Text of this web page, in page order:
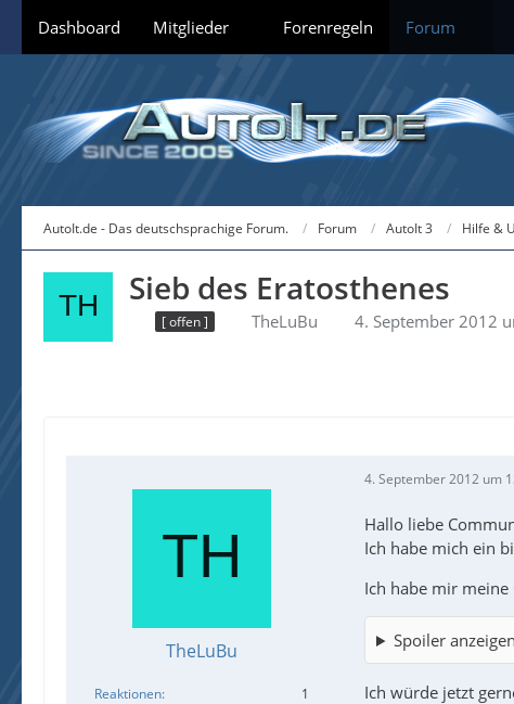
Dashboard Mitglieder Forenregeln Forum
AutoIt.de - Das deutschsprachige Forum. Forum AutoIt 3 Hilfe &
Sieb des Eratosthenes
[ offen ] TheLuBu 4. September 2012
TheLuBu
Reaktionen
1
4. September 2012 um
Hallo liebe
Ich habe mich ein
Ich habe mir meine
Spoiler anzeigen
Ich würde jetzt